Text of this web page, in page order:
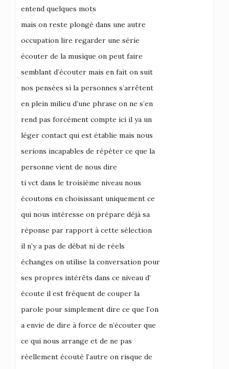
entend quelques mots
mais on reste plongé dans une autre
occupation lire regarder une série
écouter de la musique on peut faire
semblant d’écouter mais en fait on suit
nos pensées si la personnes s’arrêtent
en plein milieu d’une phrase on ne s’en
rend pas forcément compte ici il ya un
léger contact qui est établie mais nous
serions incapables de répéter ce que la
personne vient de nous dire
ti vct dans le troisième niveau nous
écoutons en choisissant uniquement ce
qui nous intéresse on prépare déjà sa
réponse par rapport à cette sélection
il n’y a pas de débat ni de réels
échanges on utilise la conversation pour
ses propres intérêts dans ce niveau d’
écoute il est fréquent de couper la
parole pour simplement dire ce que l’on
a envie de dire à force de n’écouter que
ce qui nous arrange et de ne pas
réellement écouté l’autre on risque de